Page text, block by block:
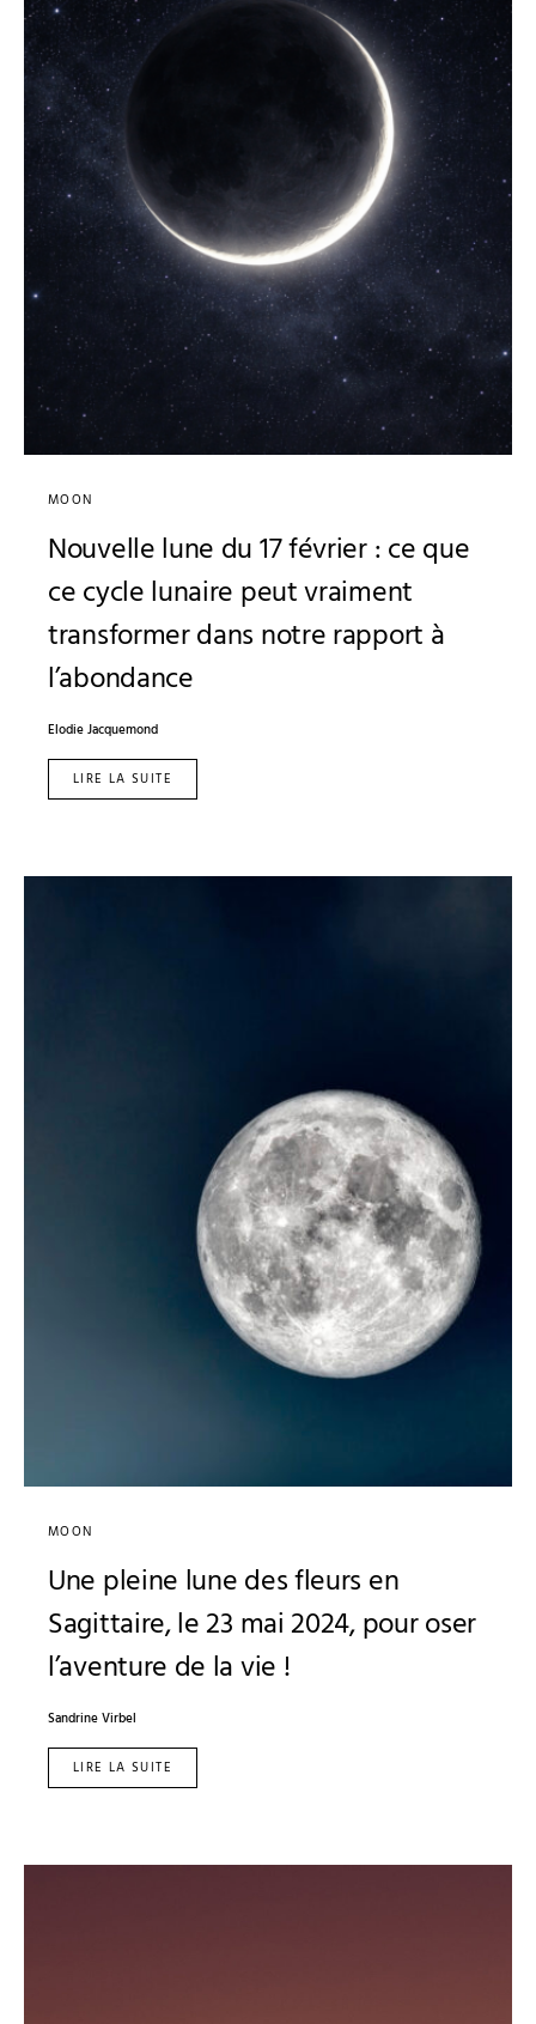
MOON
Nouvelle lune du 17 février : ce que
ce cycle lunaire peut vraiment
transformer dans notre rapport à
l’abondance
Elodie Jacquemond
LIRE LA SUITE
MOON
Une pleine lune des fleurs en
Sagittaire, le 23 mai 2024, pour oser
l’aventure de la vie !
Sandrine Virbel
LIRE LA SUITE